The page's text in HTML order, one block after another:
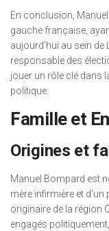
En conclusion,
gauche française,
aujourd’hui au sein
responsable des
jouer un rôle clé dans
politique.
Famille et
Origines et
Manuel Bompard est
mère infirmière et
originaire de la région
engagés